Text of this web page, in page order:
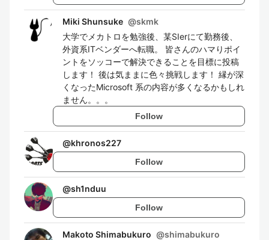
Miki Shunsuke @skmk
大学でメカトロを勉強後、某SIerにて勤務後、
外資系ITベンダーへ転職。 皆さんのハマりポイ
ントをソッコーで解決できることを目標に投稿
します！ 後は気ままに色々挑戦します！ 縁が深
くなったMicrosoft 系の内容が多くなるかもしれ
ません。。。
Follow
@khronos227
Follow
@sh1nduu
Follow
Makoto Shimabukuro @shimabukuro